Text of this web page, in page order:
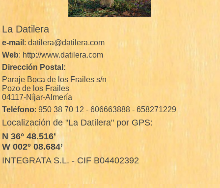
La Datilera
e-mail : datilera@datilera.com
Web: http://www.datilera.com
Dirección Postal:
Paraje Boca de los Frailes s/n
Pozo de los Frailes
04117-Níjar-Almería
Teléfono: 950 38 70 12 - 606663888 - 658271229
Localización de "La Datilera" por GPS:
N 36° 48.516’
W 002º 08.684’
INTEGRATA S.L. - CIF B04402392